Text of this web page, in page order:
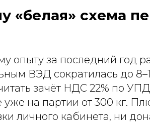
«белая» схема
опыту за последний год
ВЭД сократилась до
зачёт НДС 22% по
уже на партии от 300 кг.
личного кабинета, ни